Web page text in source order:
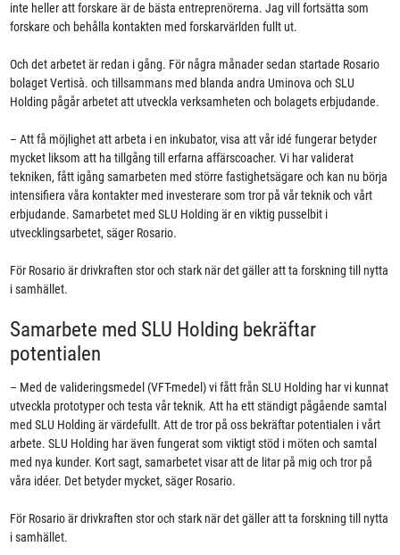
inte heller att forskare är de bästa entreprenörerna. Jag vill fortsätta som
forskare och behålla kontakten med forskarvärlden fullt ut.
Och det arbetet är redan i gång. För några månader sedan startade Rosario
bolaget Vertisà. och tillsammans med blanda andra Uminova och SLU
Holding pågår arbetet att utveckla verksamheten och bolagets erbjudande.
– Att få möjlighet att arbeta i en inkubator, visa att vår idé fungerar betyder
mycket liksom att ha tillgång till erfarna affärscoacher. Vi har validerat
tekniken, fått igång samarbeten med större fastighetsägare och kan nu börja
intensifiera våra kontakter med investerare som tror på vår teknik och vårt
erbjudande. Samarbetet med SLU Holding är en viktig pusselbit i
utvecklingsarbetet, säger Rosario.
För Rosario är drivkraften stor och stark när det gäller att ta forskning till nytta
i samhället.
Samarbete med SLU Holding bekräftar
potentialen
– Med de valideringsmedel (VFT-medel) vi fått från SLU Holding har vi kunnat
utveckla prototyper och testa vår teknik. Att ha ett ständigt pågående samtal
med SLU Holding är värdefullt. Att de tror på oss bekräftar potentialen i vårt
arbete. SLU Holding har även fungerat som viktigt stöd i möten och samtal
med nya kunder. Kort sagt, samarbetet visar att de litar på mig och tror på
våra idéer. Det betyder mycket, säger Rosario.
För Rosario är drivkraften stor och stark när det gäller att ta forskning till nytta
i samhället.